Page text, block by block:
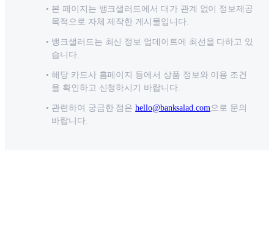
본 페이지는 뱅크샐러드에서 대가 관계 없이 정보제공
목적으로 자체 제작한 게시물입니다.
뱅크샐러드는 최신 정보 업데이트에 최선을 다하고 있
습니다.
해당 카드사 홈페이지 등에서 상품 정보와 이용 조건
을 확인하고 신청하시기 바랍니다.
관련하여 궁금한 점은 hello@banksalad.com으로 문의
바랍니다.